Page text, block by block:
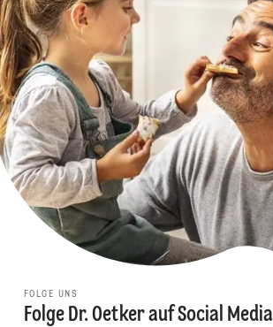
FOLGE UNS
Folge Dr. Oetker auf Social Media